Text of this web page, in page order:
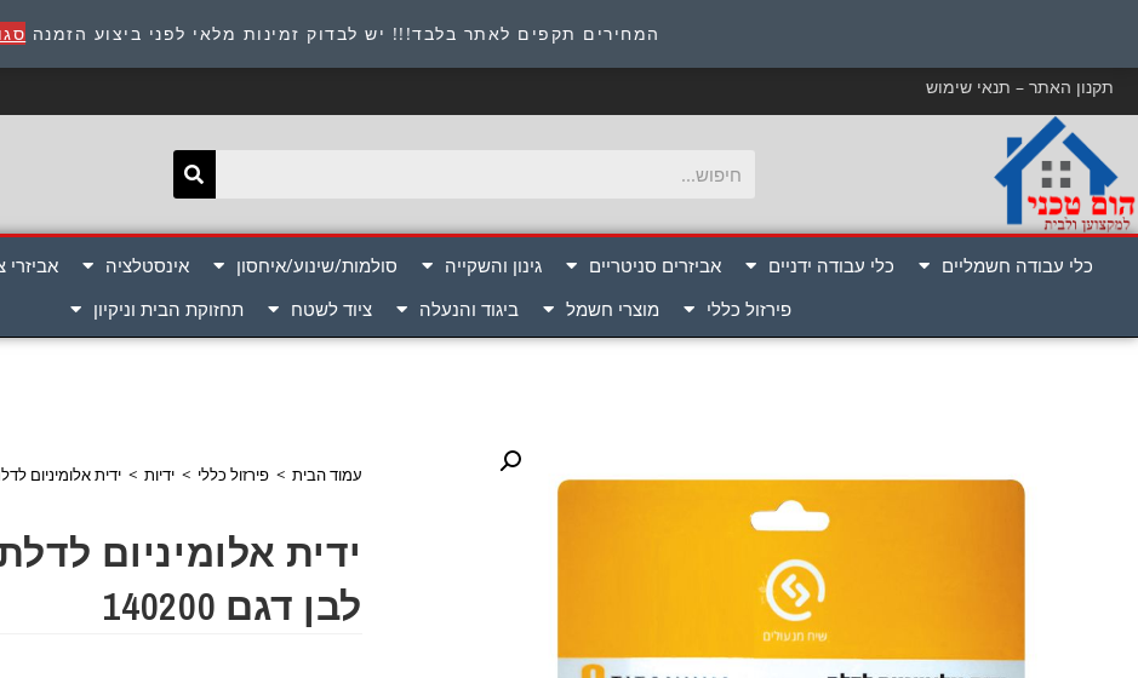
המחירים תקפים לאתר בלבד!!! יש לבדוק זמינות מלאי לפני ביצוע הזמנה
כתובת : היוזמים 9 אור יהודה שירות לקוחות 054-8945722
תקנון האתר – תנאי שימוש
כלי עבודה חשמליים כלי עבודה ידניים אביזרים סניטריים גינון והשקייה סולמות/שינוע/איחסון אינסטלציה אביזרי
פירזול כללי
מוצרי חשמל ביגוד והנעלה ציוד לשטח תחזוקת הבית וניקיון
עמוד הבית > פירזול כללי > ידיות > ידית אלומיניום לדלת
ידית אלומיניום
לבן דגם 140200